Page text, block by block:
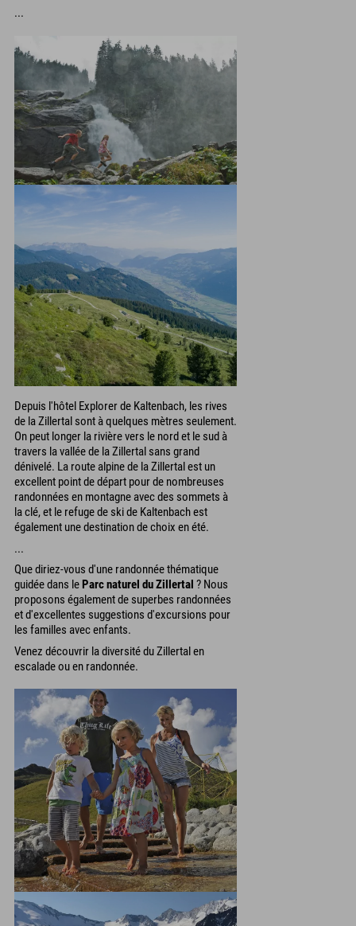
...
Depuis l'hôtel Explorer de Kaltenbach, les rives
de la Zillertal sont à quelques mètres seulement.
On peut longer la rivière vers le nord et le sud à
travers la vallée de la Zillertal sans grand
dénivelé. La route alpine de la Zillertal est un
excellent point de départ pour de nombreuses
randonnées en montagne avec des sommets à
la clé, et le refuge de ski de Kaltenbach est
également une destination de choix en été.
...
Que diriez-vous d'une randonnée thématique
guidée dans leParc naturel du Zillertal ? Nous
proposons également de superbes randonnées
et d'excellentes suggestions d'excursions pour
les familles avec enfants.
Venez découvrir la diversité du Zillertal en
escalade ou en randonnée.